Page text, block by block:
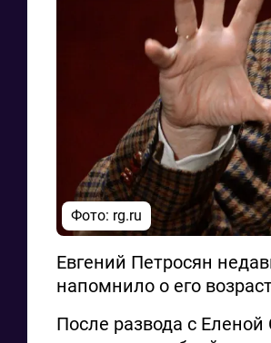
Фото: rg.ru
Евгений Петросян
напомнило о его
После развода с